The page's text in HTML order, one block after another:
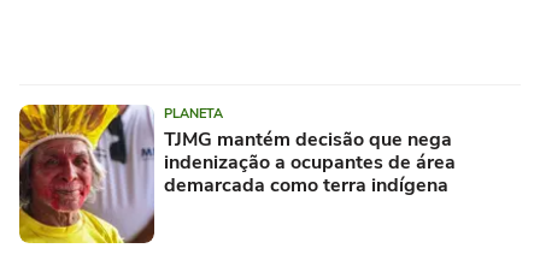
PLANETA
TJMG mantém decisão que nega
indenização a ocupantes de área
demarcada como terra indígena